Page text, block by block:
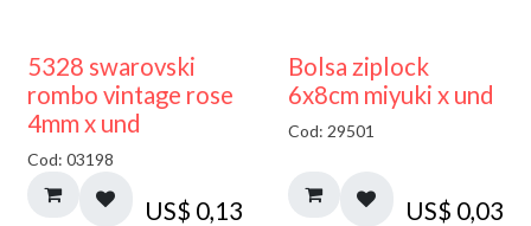
5328 swarovski
rombo vintage rose
4mm x und
Cod: 03198
US$ 0,13
¡NUEVO!
Bolsa ziplock
6x8cm miyuki x und
Cod: 29501
US$ 0,03